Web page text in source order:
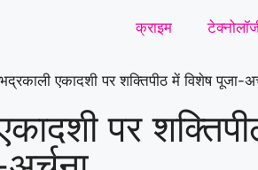
क्राइम
भद्रकाली एकादशी पर शक्तिपीठ में विशेष पूजा-
पर